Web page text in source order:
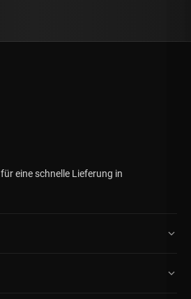
für eine schnelle Lieferung in